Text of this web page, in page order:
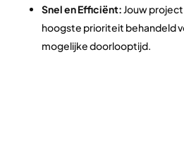
Snel en Efficiënt:Jouw
hoogste prioriteit behandeld
mogelijke doorlooptijd.